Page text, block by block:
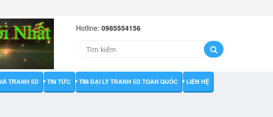
Hotline: 0985554156
TRANH 5D TIN TỨC TÌM ĐẠI LÝ TRANH 5D TOÀN QUỐC LIÊN HỆ